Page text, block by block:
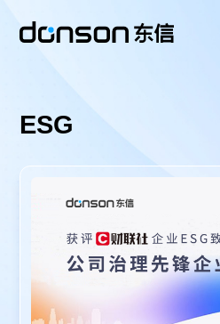
营销产品矩阵
新闻动态
ESG